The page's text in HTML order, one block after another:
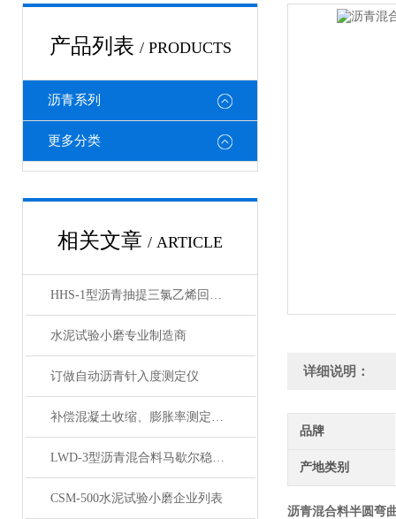
产品列表 / PRODUCTS
沥青系列
更多分类
相关文章 / ARTICLE
HHS-1型沥青抽提三氯乙烯回收仪
水泥试验小磨专业制造商
订做自动沥青针入度测定仪
补偿混凝土收缩、膨胀率测定仪厂家
LWD-3型沥青混合料马歇尔稳定度仪
CSM-500水泥试验小磨企业列表
详细说明：
品牌
产地类别
沥青混合料半圆弯